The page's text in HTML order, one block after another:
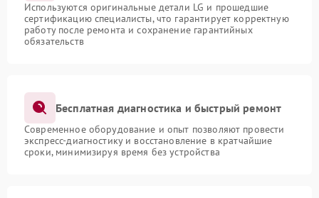
Используются оригинальные детали LG и прошедшие
сертификацию специалисты, что гарантирует корректную
работу после ремонта и сохранение гарантийных
обязательств
Бесплатная диагностика и быстрый ремонт
Современное оборудование и опыт позволяют провести
экспресс-диагностику и восстановление в кратчайшие
сроки, минимизируя время без устройства